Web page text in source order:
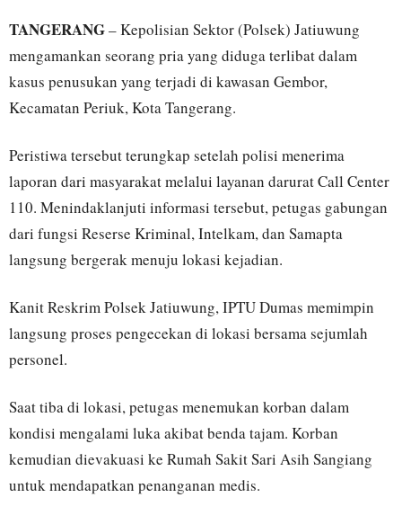
TANGERANG– Kepolisian Sektor (Polsek) Jatiuwung
mengamankan seorang pria yang diduga terlibat dalam
kasus penusukan yang terjadi di kawasan Gembor,
Kecamatan Periuk, Kota Tangerang.
Peristiwa tersebut terungkap setelah polisi menerima
laporan dari masyarakat melalui layanan darurat Call Center
110. Menindaklanjuti informasi tersebut, petugas gabungan
dari fungsi Reserse Kriminal, Intelkam, dan Samapta
langsung bergerak menuju lokasi kejadian.
Kanit Reskrim Polsek Jatiuwung, IPTU Dumas memimpin
langsung proses pengecekan di lokasi bersama sejumlah
personel.
Saat tiba di lokasi, petugas menemukan korban dalam
kondisi mengalami luka akibat benda tajam. Korban
kemudian dievakuasi ke Rumah Sakit Sari Asih Sangiang
untuk mendapatkan penanganan medis.